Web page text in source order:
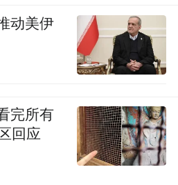
源于网络，版权归原作
动美伊
完所有
回应